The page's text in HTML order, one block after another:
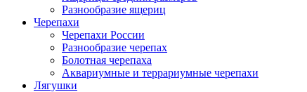
Разнообразие ящериц
Черепахи
Черепахи России
Разнообразие черепах
Болотная черепаха
Аквариумные и террариумные черепахи
Лягушки